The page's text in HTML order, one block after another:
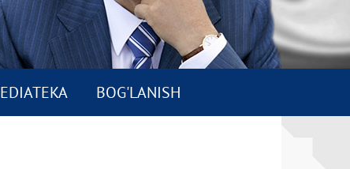
BOG'LANISH